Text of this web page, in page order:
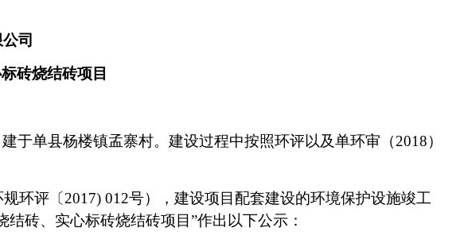
司
砖烧结砖项目
于单县杨楼镇孟寨村。建设过程中按照环评以及单环审（2018）
环评〔2017) 012号），建设项目配套建设的环境保护设施竣工
结砖、实心标砖烧结砖项目 ”作出以下公示：